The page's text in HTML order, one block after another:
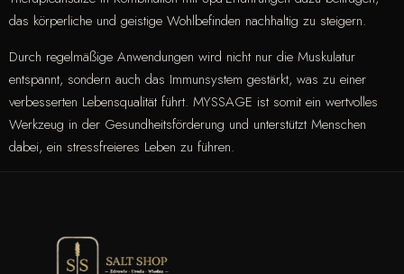
das körperliche und geistige Wohlbefinden nachhaltig zu steigern.
Durch regelmäßige Anwendungen wird nicht nur die Muskulatur
entspannt, sondern auch das Immunsystem gestärkt, was zu einer
verbesserten Lebensqualität führt. MYSSAGE ist somit ein wertvolles
Werkzeug in der Gesundheitsförderung und unterstützt Menschen
dabei, ein stressfreieres Leben zu führen.